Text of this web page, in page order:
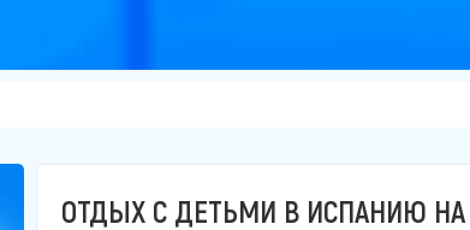
ОТДЫХ С ДЕТЬМИ В ИСПАНИЮ НА